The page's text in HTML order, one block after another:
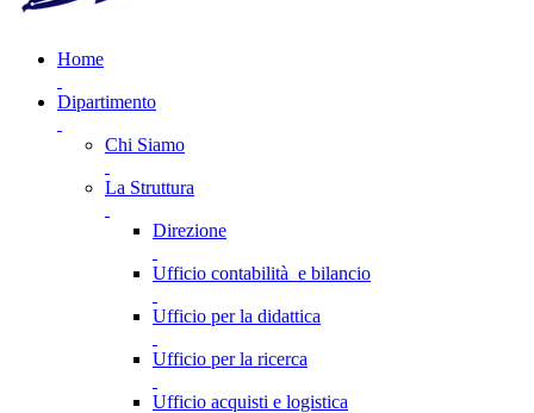
Home
Dipartimento
Chi Siamo
La Struttura
Direzione
Ufficio contabilità e bilancio
Ufficio per la didattica
Ufficio per la ricerca
Ufficio acquisti e logistica